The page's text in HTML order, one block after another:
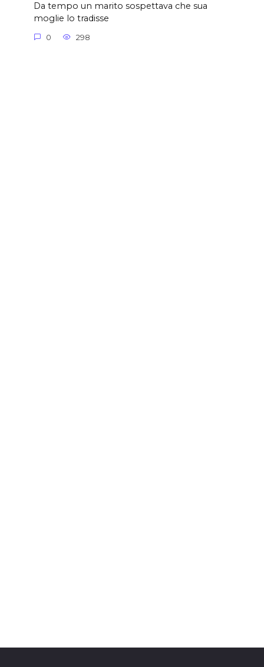
Da tempo un marito sospettava che sua
moglie lo tradisse
0 298